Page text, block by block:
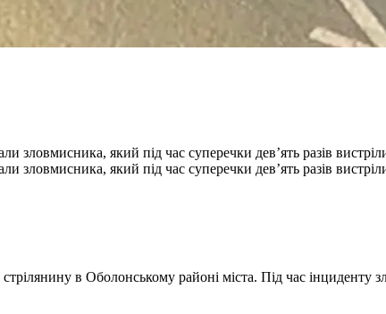
зловмисника, який під час суперечки дев’ять разів
зловмисника, який під час суперечки дев’ять разів
в Оболонському районі міста. Під час